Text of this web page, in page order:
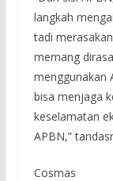
langkah
tadi
memang
menggunakan
bisa menjaga
keselamatan
APBN,”
Cosmas